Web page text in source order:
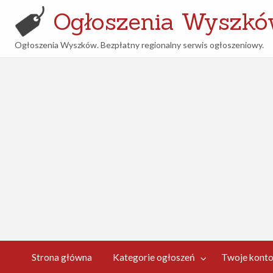
Ogłoszenia
Ogłoszenia Wyszków. Bezpłatny regionalny serwis ogłoszeniowy.
Strona główna Kategorie ogłoszeń Twoje konto